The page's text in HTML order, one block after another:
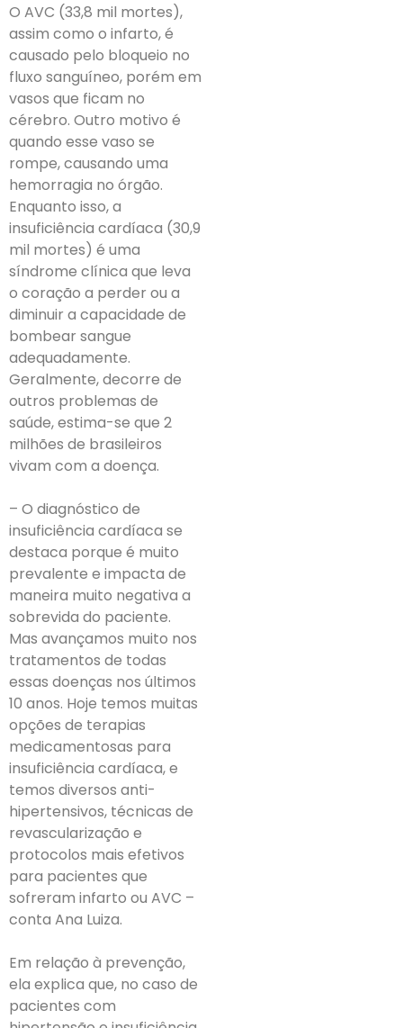
O AVC (33,8 mil mortes),
assim como o infarto, é
causado pelo bloqueio no
fluxo sanguíneo, porém em
vasos que ficam no
cérebro. Outro motivo é
quando esse vaso se
rompe, causando uma
hemorragia no órgão.
Enquanto isso, a
insuficiência cardíaca (30,9
mil mortes) é uma
síndrome clínica que leva
o coração a perder ou a
diminuir a capacidade de
bombear sangue
adequadamente.
Geralmente, decorre de
outros problemas de
saúde, estima-se que 2
milhões de brasileiros
vivam com a doença.
– O diagnóstico de
insuficiência cardíaca se
destaca porque é muito
prevalente e impacta de
maneira muito negativa a
sobrevida do paciente.
Mas avançamos muito nos
tratamentos de todas
essas doenças nos últimos
10 anos. Hoje temos muitas
opções de terapias
medicamentosas para
insuficiência cardíaca, e
temos diversos anti-
hipertensivos, técnicas de
revascularização e
protocolos mais efetivos
para pacientes que
sofreram infarto ou AVC –
conta Ana Luiza.
Em relação à prevenção,
ela explica que, no caso de
pacientes com